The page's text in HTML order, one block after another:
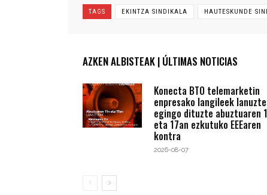
TAGS EKINTZA SINDIKALA HAUTESKUNDE
AZKEN ALBISTEAK | ÚLTIMAS NOTICIAS
Konecta BTO telemarketin
enpresako langileek
egingo dituzte abuztuaren
eta 17an ezkutuko EEEaren
kontra
2026-08-07